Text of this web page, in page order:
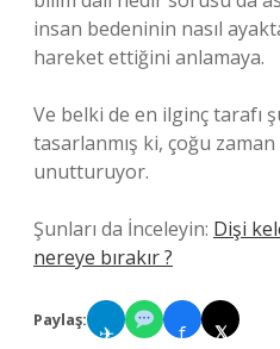
insan bedeninin nasıl
hareket ettiğini anlamaya.
Ve belki de en ilginç tarafı
tasarlanmış ki, çoğu zaman
unutturuyor.
Şunları da İnceleyin: Dişi
nereye bırakır ?
Paylaş:
✈ f 𝕏